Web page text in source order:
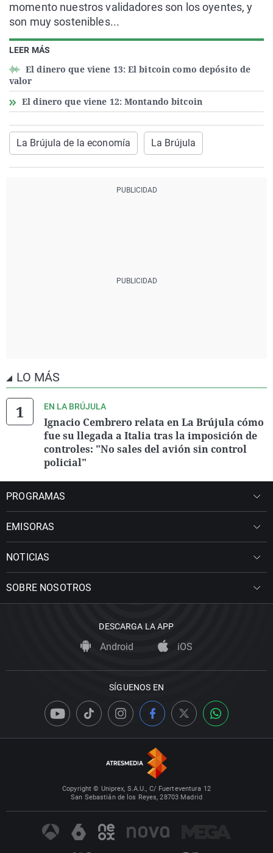
LEER MÁS
El dinero que viene 13: El bitcoin como depósito de
valor
El dinero que viene 12: Montando bitcoin
momento nuestros validadores son los oyentes, y
son muy sostenibles...
La Brújula de la economía La Brújula
LO MÁS
EN LA BRÚJULA
Ignacio Cembrero relata en La Brújula cómo
fue su llegada a Italia tras la imposición de
controles: "No sales del avión sin control
policial"
PROGRAMAS
EMISORAS
NOTICIAS
SOBRE NOSOTROS
DESCARGA LA APP
Android iOS
SÍGUENOS EN
Copyright © Uniprex, S.A.U., C/ Fuerteventura 12
San Sebastián de los Reyes, 28703 Madrid